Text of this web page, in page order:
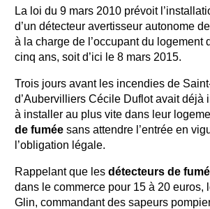
La loi du 9 mars 2010 prévoit
d’un détecteur avertisseur autonome
à la charge de l’occupant du logement
cinq ans, soit d’ici le 8 mars 2015.
Trois jours avant les incendies de
d’Aubervilliers Cécile Duflot avait déjà
à installer au plus vite dans leur
de fumée sans attendre l’entrée en
l’obligation légale.
Rappelant que les détecteurs de
dans le commerce pour 15 à 20 euros,
Glin, commandant des sapeurs